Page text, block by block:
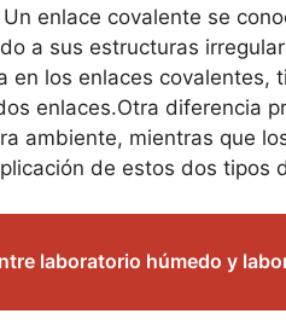
enlace covalente se
a sus estructuras
en los enlaces
enlaces.Otra diferencia
ambiente, mientras que
de estos dos tipos
laboratorio húmedo y